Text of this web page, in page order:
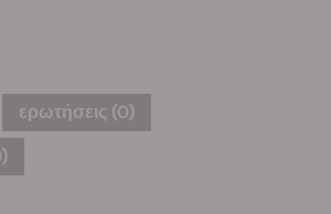
ερωτήσεις (0)